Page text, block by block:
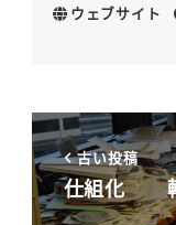
ウェブサイト
古い投稿
仕組化 輸